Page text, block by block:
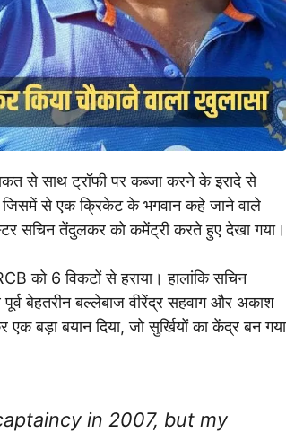
से साथ ट्रॉफी पर कब्जा करने के इरादे से
जिसमें से एक क्रिकेट के भगवान कहे जाने वाले
सचिन तेंदुलकर को कमेंट्री करते हुए देखा गया।
को 6 विकटों से हराया। हालांकि सचिन
बेहतरीन बल्लेबाज वीरेंद्र सहवाग और अकाश
बड़ा बयान दिया, जो सुर्खियों का केंद्र बन गया
in 2007, but my